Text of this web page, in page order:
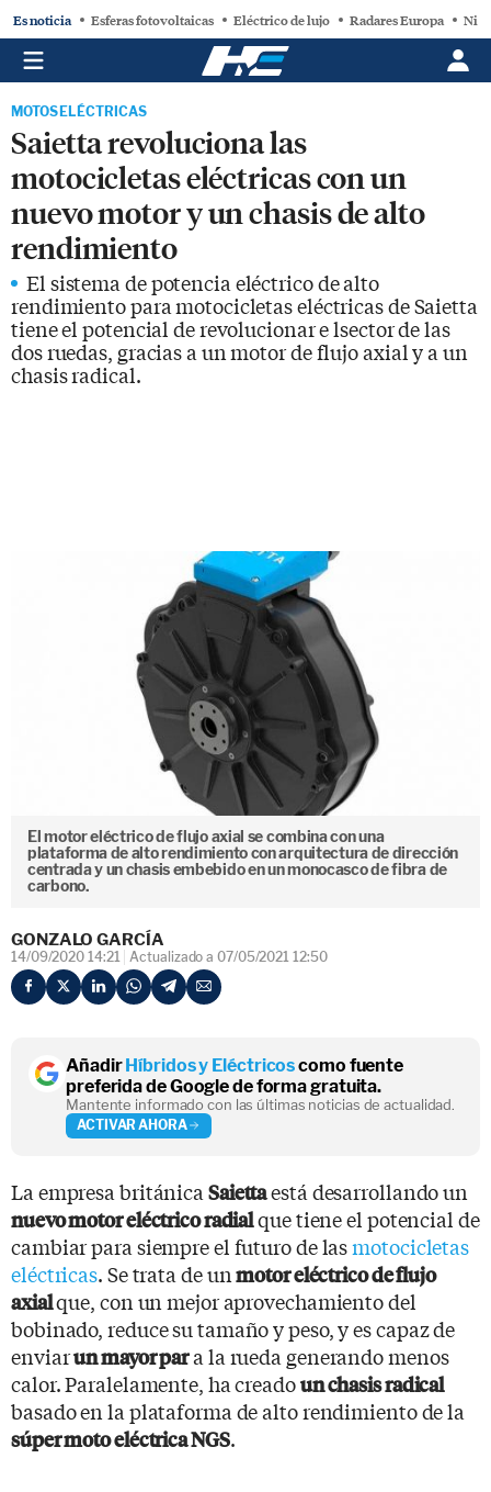
Es noticia Esferas fotovoltaicas Eléctrico de lujo Radares Europa
MOTOS ELÉCTRICAS
Saietta revoluciona las
motocicletas eléctricas con un
nuevo motor y un chasis de alto
rendimiento
El sistema de potencia eléctrico de alto
rendimiento para motocicletas eléctricas de Saietta
tiene el potencial de revolucionar e lsector de las
dos ruedas, gracias a un motor de flujo axial y a un
chasis radical.
El motor eléctrico de flujo axial se combina con una
plataforma de alto rendimiento con arquitectura de dirección
centrada y un chasis embebido en un monocasco de fibra de
carbono.
GONZALO GARCÍA
14/09/2020 14:21 Actualizado a 07/05/2021 12:50
AñadirHíbridos y Eléctricoscomo fuente
preferida de Google de forma gratuita.
Mantente informado con las últimas noticias de actualidad.
ACTIVAR AHORA
La empresa británica Saiettaestá desarrollando un
nuevo motor eléctrico radialque tiene el potencial de
cambiar para siempre el futuro de lasmotocicletas
eléctricas. Se trata de unmotor eléctrico de flujo
axialque, con un mejor aprovechamiento del
bobinado, reduce su tamaño y peso, y es capaz de
enviarun mayor para la rueda generando menos
calor. Paralelamente, ha creadoun chasis radical
basado en la plataforma de alto rendimiento de la
súper moto eléctrica NGS.